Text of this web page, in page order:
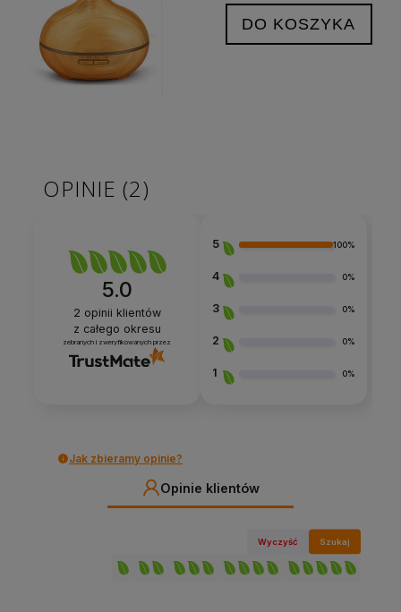
DO KOSZYKA
OPINIE (2)
5.0
2 opinii klientów
z całego okresu
zebranych i zweryfikowanych przez
5 100%
4 0%
3 0%
2 0%
1 0%
Jak zbieramy opinie?
Opinie klientów
Wyczyść Szukaj